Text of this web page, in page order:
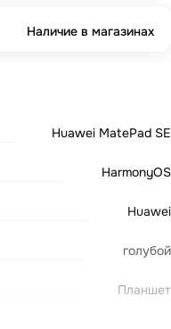
Наличие в магазинах
Huawei MatePad SE
HarmonyOS
Huawei
голубой
Планшет